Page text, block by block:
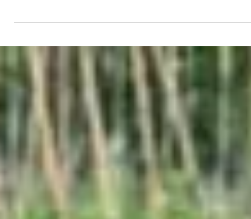
Erdbeerenernte der Saison 2024. Der